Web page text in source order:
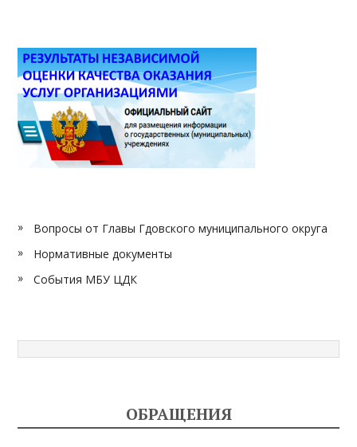
Вопросы от Главы Гдовского муниципального округа
Нормативные документы
События МБУ ЦДК
ОБРАЩЕНИЯ